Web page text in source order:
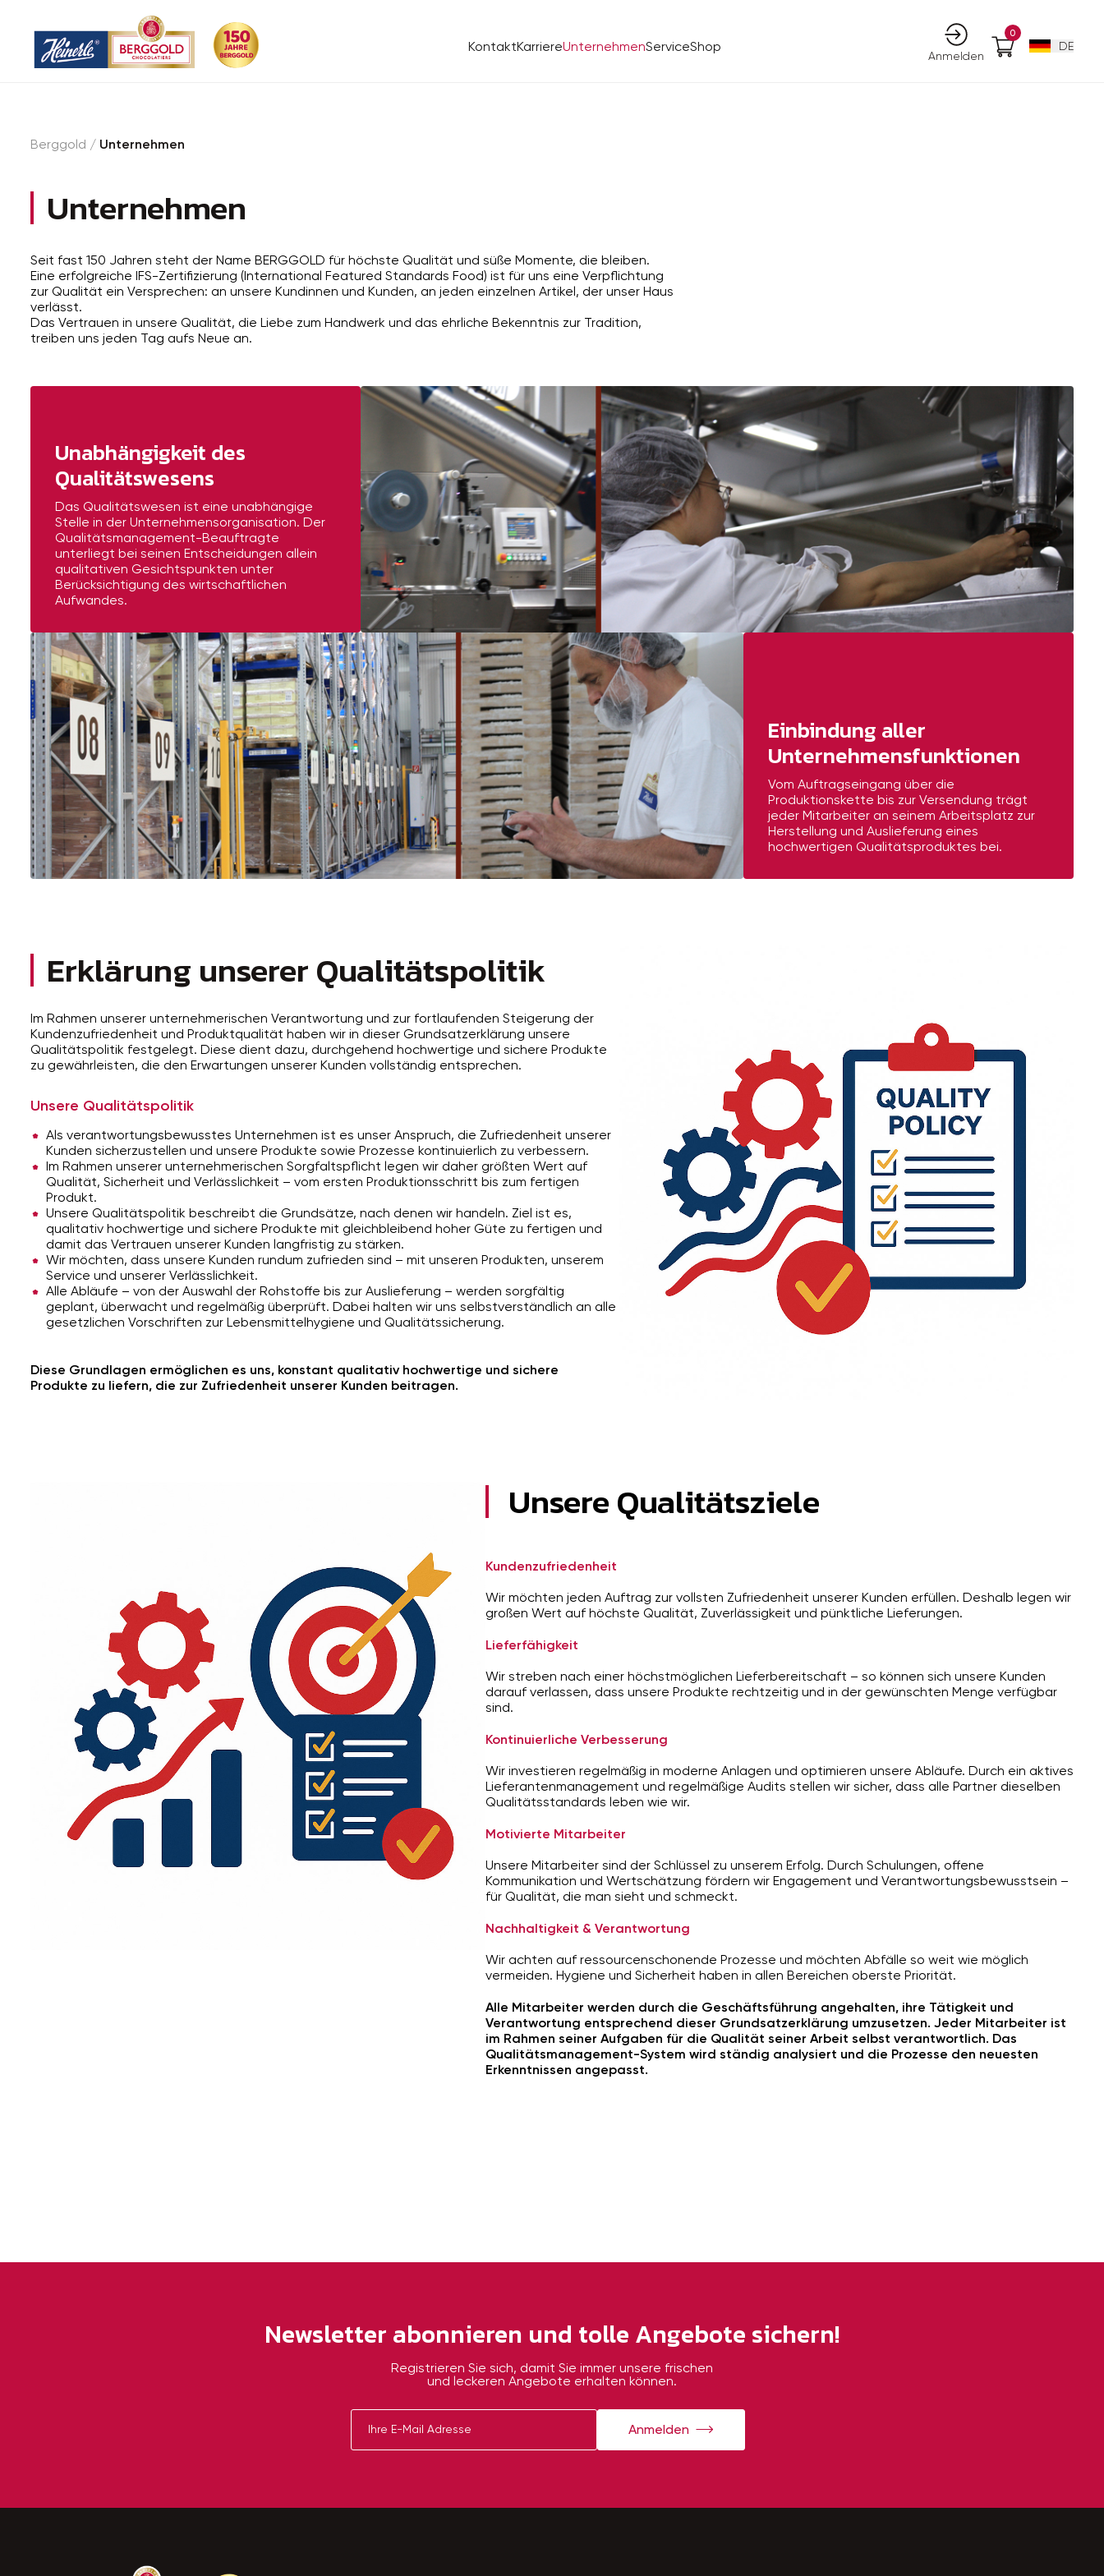
KontaktKarriereUnternehmenServiceShop
Anmelden
0
DE
Berggold / Unternehmen
Unternehmen
Seit fast 150 Jahren steht der Name BERGGOLD für höchste Qualität und süße Momente, die bleiben.
Eine erfolgreiche IFS-Zertifizierung (International Featured Standards Food) ist für uns eine Verpflichtung
zur Qualität ein Versprechen: an unsere Kundinnen und Kunden, an jeden einzelnen Artikel, der unser Haus
verlässt.
Das Vertrauen in unsere Qualität, die Liebe zum Handwerk und das ehrliche Bekenntnis zur Tradition,
treiben uns jeden Tag aufs Neue an.
Unabhängigkeit des
Qualitätswesens
Das Qualitätswesen ist eine unabhängige
Stelle in der Unternehmensorganisation. Der
Qualitätsmanagement-Beauftragte
unterliegt bei seinen Entscheidungen allein
qualitativen Gesichtspunkten unter
Berücksichtigung des wirtschaftlichen
Aufwandes.
Einbindung aller
Unternehmensfunktionen
Vom Auftragseingang über die
Produktionskette bis zur Versendung trägt
jeder Mitarbeiter an seinem Arbeitsplatz zur
Herstellung und Auslieferung eines
hochwertigen Qualitätsproduktes bei.
Erklärung unserer Qualitätspolitik
Im Rahmen unserer unternehmerischen Verantwortung und zur fortlaufenden Steigerung der
Kundenzufriedenheit und Produktqualität haben wir in dieser Grundsatzerklärung unsere
Qualitätspolitik festgelegt. Diese dient dazu, durchgehend hochwertige und sichere Produkte
zu gewährleisten, die den Erwartungen unserer Kunden vollständig entsprechen.
Unsere Qualitätspolitik
Als verantwortungsbewusstes Unternehmen ist es unser Anspruch, die Zufriedenheit unserer
Kunden sicherzustellen und unsere Produkte sowie Prozesse kontinuierlich zu verbessern.
Im Rahmen unserer unternehmerischen Sorgfaltspflicht legen wir daher größten Wert auf
Qualität, Sicherheit und Verlässlichkeit – vom ersten Produktionsschritt bis zum fertigen
Produkt.
Unsere Qualitätspolitik beschreibt die Grundsätze, nach denen wir handeln. Ziel ist es,
qualitativ hochwertige und sichere Produkte mit gleichbleibend hoher Güte zu fertigen und
damit das Vertrauen unserer Kunden langfristig zu stärken.
Wir möchten, dass unsere Kunden rundum zufrieden sind – mit unseren Produkten, unserem
Service und unserer Verlässlichkeit.
Alle Abläufe – von der Auswahl der Rohstoffe bis zur Auslieferung – werden sorgfältig
geplant, überwacht und regelmäßig überprüft. Dabei halten wir uns selbstverständlich an alle
gesetzlichen Vorschriften zur Lebensmittelhygiene und Qualitätssicherung.
Diese Grundlagen ermöglichen es uns, konstant qualitativ hochwertige und sichere
Produkte zu liefern, die zur Zufriedenheit unserer Kunden beitragen.
Unsere Qualitätsziele
Kundenzufriedenheit
Wir möchten jeden Auftrag zur vollsten Zufriedenheit unserer Kunden erfüllen. Deshalb legen wir
großen Wert auf höchste Qualität, Zuverlässigkeit und pünktliche Lieferungen.
Lieferfähigkeit
Wir streben nach einer höchstmöglichen Lieferbereitschaft – so können sich unsere Kunden
darauf verlassen, dass unsere Produkte rechtzeitig und in der gewünschten Menge verfügbar
sind.
Kontinuierliche Verbesserung
Wir investieren regelmäßig in moderne Anlagen und optimieren unsere Abläufe. Durch ein aktives
Lieferantenmanagement und regelmäßige Audits stellen wir sicher, dass alle Partner dieselben
Qualitätsstandards leben wie wir.
Motivierte Mitarbeiter
Unsere Mitarbeiter sind der Schlüssel zu unserem Erfolg. Durch Schulungen, offene
Kommunikation und Wertschätzung fördern wir Engagement und Verantwortungsbewusstsein –
für Qualität, die man sieht und schmeckt.
Nachhaltigkeit & Verantwortung
Wir achten auf ressourcenschonende Prozesse und möchten Abfälle so weit wie möglich
vermeiden. Hygiene und Sicherheit haben in allen Bereichen oberste Priorität.
Alle Mitarbeiter werden durch die Geschäftsführung angehalten, ihre Tätigkeit und
Verantwortung entsprechend dieser Grundsatzerklärung umzusetzen. Jeder Mitarbeiter ist
im Rahmen seiner Aufgaben für die Qualität seiner Arbeit selbst verantwortlich. Das
Qualitätsmanagement-System wird ständig analysiert und die Prozesse den neuesten
Erkenntnissen angepasst.
Newsletter abonnieren und tolle Angebote sichern!
Registrieren Sie sich, damit Sie immer unsere frischen
und leckeren Angebote erhalten können.
Anmelden